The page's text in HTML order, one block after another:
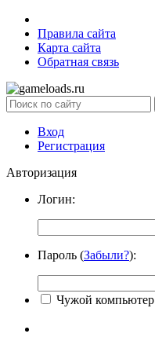
Правила сайта
Карта сайта
Обратная связь
Вход
Регистрация
Авторизация
Логин:
Пароль (Забыли?):
Чужой компьютер